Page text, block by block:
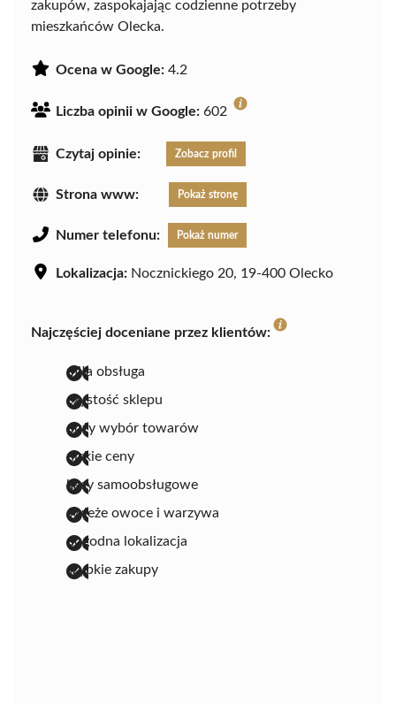
zakupów, zaspokajając codzienne potrzeby
mieszkańców Olecka.
Ocena w Google: 4.2
Liczba opinii w Google: 602
Czytaj opinie: Zobacz profil
Strona www: Pokaż stronę
Numer telefonu: Pokaż numer
Lokalizacja: Nocznickiego 20, 19-400 Olecko
Najczęściej doceniane przez klientów:
miła obsługa
czystość sklepu
duży wybór towarów
niskie ceny
kasy samoobsługowe
świeże owoce i warzywa
dogodna lokalizacja
szybkie zakupy